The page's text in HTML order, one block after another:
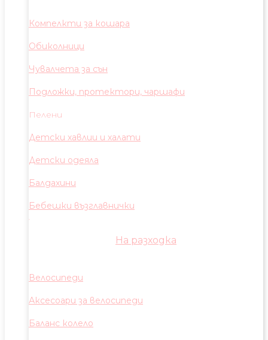
Компелкти за кошара
Обиколници
Чувалчета за сън
Подложки, протектори, чаршафи
Пелени
Детски хавлии и халати
Детски одеяла
Балдахини
Бебешки възглавнички
На разходка
Велосипеди
Аксесоари за велосипеди
Баланс колело